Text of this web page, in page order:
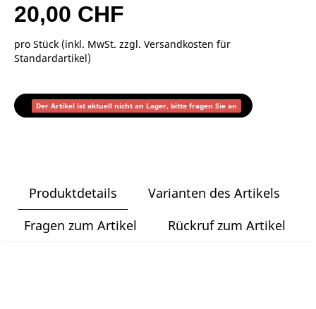
20,00 CHF
pro Stück (inkl. MwSt. zzgl. Versandkosten für
Standardartikel)
Der Artikel ist aktuell nicht an Lager, bitte fragen Sie an
Produktdetails
Varianten des Artikels
Fragen zum Artikel
Rückruf zum Artikel